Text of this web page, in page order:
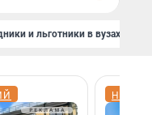
и льготники в вузах СПб